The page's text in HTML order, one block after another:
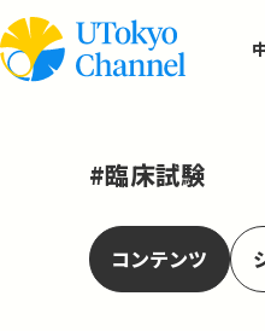
#臨床試験
コンテンツ